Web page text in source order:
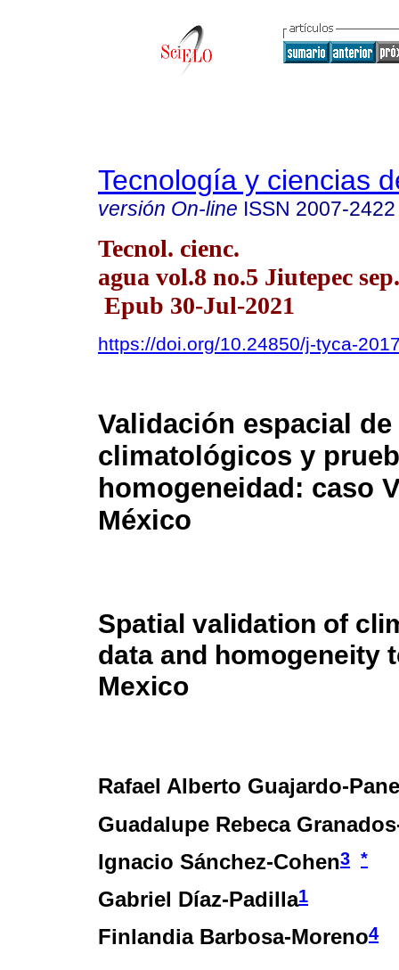
Tecnología y ciencias
versión On-line ISSN 2007-2422
Tecnol. cienc.
agua vol.8 no.5 Jiutepec
Epub 30-Jul-2021
https://doi.org/10.24850/j-tyca-
Validación espacial
climatológicos y
homogeneidad: caso
México
Spatial validation of
data and homogeneity
Mexico
Rafael Alberto Guajardo-
Guadalupe Rebeca
Ignacio Sánchez-Cohen3 *
Gabriel Díaz-Padilla1
Finlandia Barbosa-Moreno4